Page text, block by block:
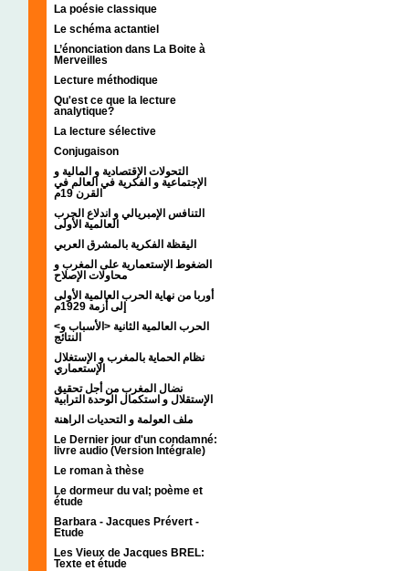
La poésie classique
Le schéma actantiel
L’énonciation dans La Boite à
Merveilles
Lecture méthodique
Qu'est ce que la lecture
analytique?
La lecture sélective
Conjugaison
التحولات الإقتصادية و المالية و
الإجتماعية و الفكرية في العالم في
القرن 19م
التنافس الإمبريالي و اندلاع الحرب
العالمية الأولى
اليقظة الفكرية بالمشرق العربي
الضغوط الإستعمارية على المغرب و
محاولات الإصلاح
أوربا من نهاية الحرب العالمية الأولى
إلى أزمة 1929م
<الحرب العالمية الثانية <الأسباب و
النتائج
نظام الحماية بالمغرب و الإستغلال
الإستعماري
نضال المغرب من أجل تحقيق
الإستقلال و استكمال الوحدة الترابية
ملف العولمة و التحديات الراهنة
Le Dernier jour d'un condamné:
livre audio (Version Intégrale)
Le roman à thèse
Le dormeur du val; poème et
étude
Barbara - Jacques Prévert -
Etude
Les Vieux de Jacques BREL:
Texte et étude